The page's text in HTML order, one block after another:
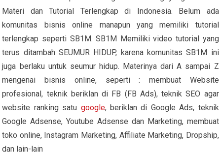
Materi dan Tutorial Terlengkap di Indonesia. Belum ada
komunitas bisnis online manapun yang memiliki tutorial
terlengkap seperti SB1M. SB1M Memiliki video tutorial yang
terus ditambah SEUMUR HIDUP, karena komunitas SB1M ini
juga berlaku untuk seumur hidup. Materinya dari A sampai Z
mengenai bisnis online, seperti : membuat Website
profesional, teknik beriklan di FB (FB Ads), teknik SEO agar
website ranking satu google, beriklan di Google Ads, teknik
Google Adsense, Youtube Adsense dan Marketing, membuat
toko online, Instagram Marketing, Affiliate Marketing, Dropship,
dan lain-lain